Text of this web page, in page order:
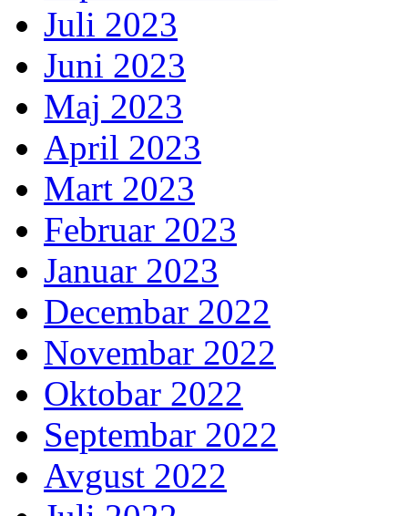
Juli 2023
Juni 2023
Maj 2023
April 2023
Mart 2023
Februar 2023
Januar 2023
Decembar 2022
Novembar 2022
Oktobar 2022
Septembar 2022
Avgust 2022